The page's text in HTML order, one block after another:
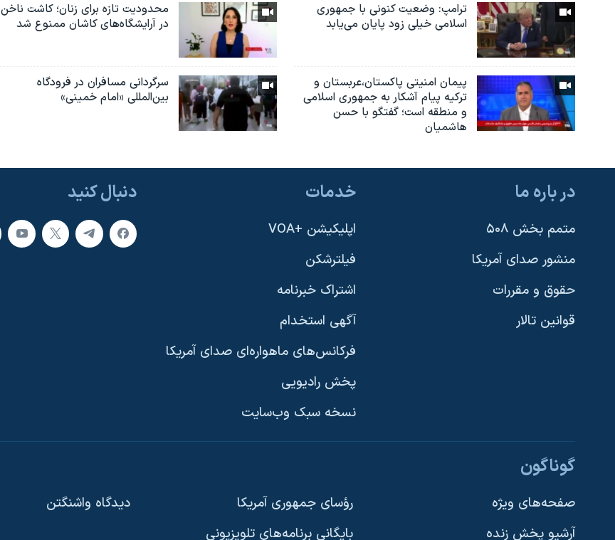
دنبال کنید
ترامپ: وضعیت کنونی با جمهوری
اسلامی خیلی زود پایان می‌یابد
محدودیت تازه برای زنان؛ کاشت ناخن
در آرایشگاه‌های کاشان ممنوع شد
پیمان امنیتی پاکستان،عربستان و
ترکیه پیام آشکار به جمهوری اسلامی
و منطقه است؛ گفتگو با حسن
هاشمیان
سرگردانی مسافران در فرودگاه
بین‌المللی «امام خمینی»
دنبال کنید در باره ما
متمم بخش ۵۰۸
منشور صدای آمریکا
حقوق و مقررات
قوانین تالار
خدمات
اپلیکیشن +VOA
فیلترشکن
اشتراک خبرنامه
آگهی استخدام
فرکانس‌های ماهواره‌ای صدای آمریکا
پخش رادیویی
نسخه سبک وب‌سایت
گوناگون
صفحه‌های ویژه
آرشیو پخش زنده
رؤسای جمهوری آمریکا
بایگانی برنامه‌های تلویزیونی
دیدگاه‌ واشنگتن